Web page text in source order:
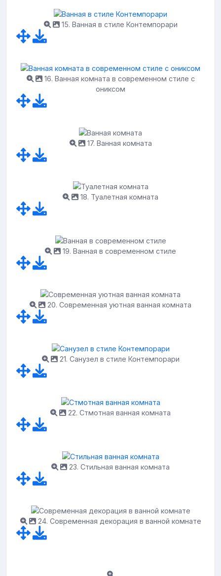
15. Ванная в стиле Контемпорари
16. Ванная комната в современном стиле с
ониксом
17. Ванная комната
18. Туалетная комната
19. Ванная в современном стиле
20. Современная уютная ванная комната
21. Санузел в стиле Контемпорари
22. Стмотная ванная комната
23. Стильная ванная комната
24. Современная декорация в ванной комнате